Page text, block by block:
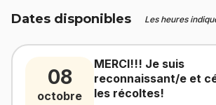
Dates disponibles Les heures
08
octobre
MERCI!!! Je suis
reconnaissant/e et
les récoltes!